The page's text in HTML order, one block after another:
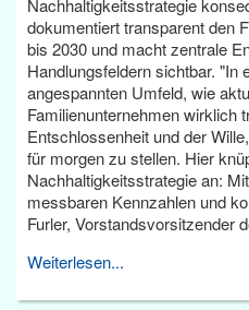
Nachhaltigkeitsstrategie
dokumentiert transparent den
bis 2030 und macht zentrale
Handlungsfeldern sichtbar.
angespannten Umfeld, wie
Familienunternehmen wirklich
Entschlossenheit und der
für morgen zu stellen. Hier
Nachhaltigkeitsstrategie an:
messbaren Kennzahlen und
Furler, Vorstandsvorsitzender
Weiterlesen...